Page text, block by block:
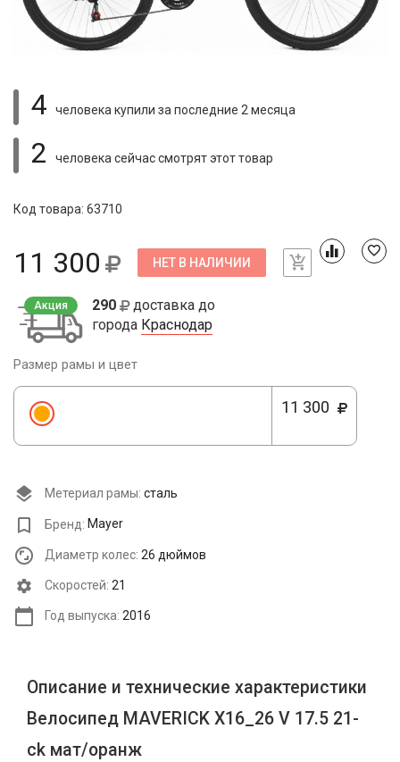
4 человека купили за последние 2 месяца
2 человека сейчас смотрятэтот товар
Код товара: 63710
11 300 НЕТ В НАЛИЧИИ
Акция 290
доставка до
города Краснодар
Размер рамы и цвет
11 300
Метериал рамы: сталь
Бренд: Mayer
Диаметр колес: 26 дюймов
Cкоростей: 21
Год выпуска: 2016
Описание и технические характеристики
Велосипед MAVERICK X16_26 V 17.5 21-
ck мат/оранж